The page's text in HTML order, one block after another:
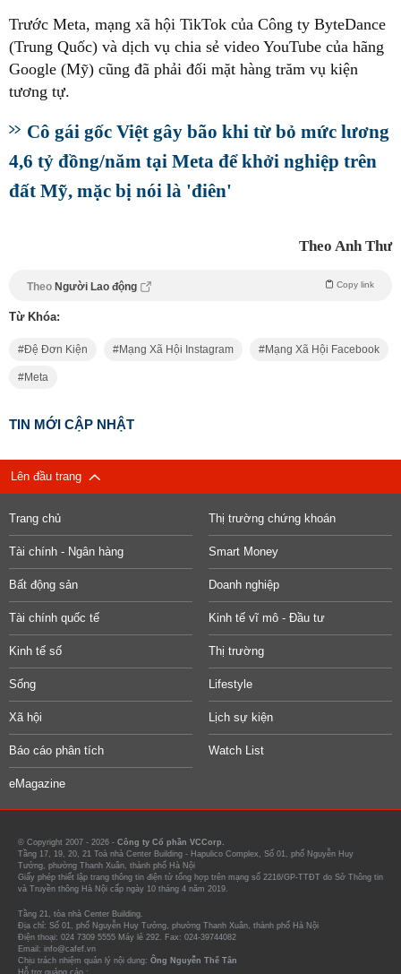
Trước Meta, mạng xã hội TikTok của Công ty ByteDance
(Trung Quốc) và dịch vụ chia sẻ video YouTube của hãng
Google (Mỹ) cũng đã phải đối mặt hàng trăm vụ kiện
tương tự.
Cô gái gốc Việt gây bão khi từ bỏ mức lương
4,6 tỷ đồng/năm tại Meta để khởi nghiệp trên
đất Mỹ, mặc bị nói là 'điên'
Theo Anh Thư
Theo Người Lao động Copy link
Từ Khóa:
Đệ Đơn Kiện Mạng Xã Hội Instagram Mạng Xã Hội Facebook
Meta
TIN MỚI CẬP NHẬT
Lên đầu trang
Trang chủ Thị trường chứng khoán
Tài chính - Ngân hàng Smart Money
Bất động sản Doanh nghiệp
Tài chính quốc tế Kinh tế vĩ mô - Đầu tư
Kinh tế số Thị trường
Sống Lifestyle
Xã hội Lịch sự kiện
Báo cáo phân tích Watch List
eMagazine
© Copyright 2007 - 2026 - Công ty Cổ phần VCCorp.
Tầng 17, 19, 20, 21 Toà nhà Center Building - Hapulico Complex, Số 01, phố Nguyễn Huy
Tưởng, phường Thanh Xuân, thành phố Hà Nội
Giấy phép thiết lập trang thông tin điện tử tổng hợp trên mạng số 2216/GP-TTĐT do Sở Thông tin
và Truyền thông Hà Nội cấp ngày 10 tháng 4 năm 2019.
Tầng 21, tòa nhà Center Building.
Địa chỉ: Số 01, phố Nguyễn Huy Tưởng, phường Thanh Xuân, thành phố Hà Nội
Điện thoại: 024 7309 5555 Máy lẻ 292. Fax: 024-39744082
Email: info@cafef.vn
Chịu trách nhiệm quản lý nội dung: Ông Nguyễn Thế Tân
Hỗ trợ quảng cáo :